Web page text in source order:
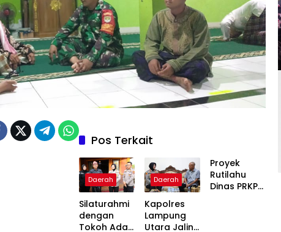
Pos Terkait
Daerah
Silaturahmi
dengan
Tokoh Adat,
Daerah
Kapolres
Lampung
Utara Jalin
Proyek
Rutilahu
Dinas PRKP